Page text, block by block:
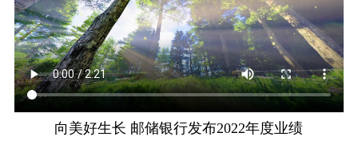
向美好生长 邮储银行发布2022年度业绩